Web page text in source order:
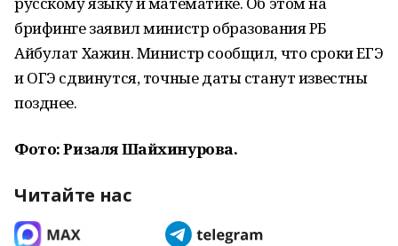
брифинге заявил министр образования РБ
Айбулат Хажин. Министр сообщил, что сроки ЕГЭ
и ОГЭ сдвинутся, точные даты станут известны
позднее.
Фото: Ризаля Шайхинурова.
Читайте нас